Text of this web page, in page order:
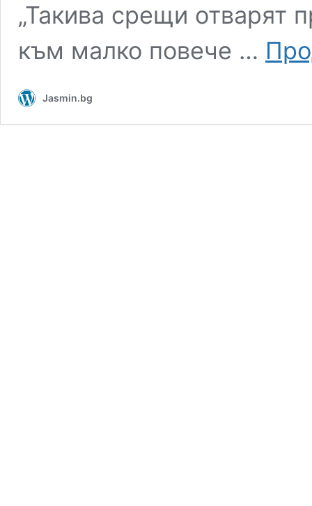
„Такива срещи отварят
към малко повече …
Jasmin.bg